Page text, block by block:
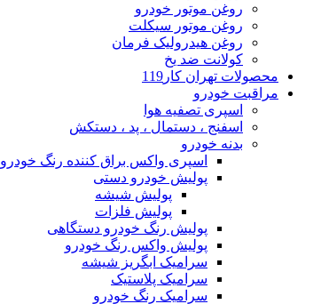
روغن موتور خودرو
روغن موتور سیکلت
روغن هیدرولیک فرمان
کولانت ضد یخ
محصولات تهران کار119
مراقبت خودرو
اسپری تصفیه هوا
اسفنج ، دستمال ، پد ، دستکش
بدنه خودرو
اسپری واکس براق کننده رنگ خودرو
پولیش خودرو دستی
پولیش شیشه
پولیش فلزات
پولیش رنگ خودرو دستگاهی
پولیش واکس رنگ خودرو
سرامیک ابگریز شیشه
سرامیک پلاستیک
سرامیک رنگ خودرو